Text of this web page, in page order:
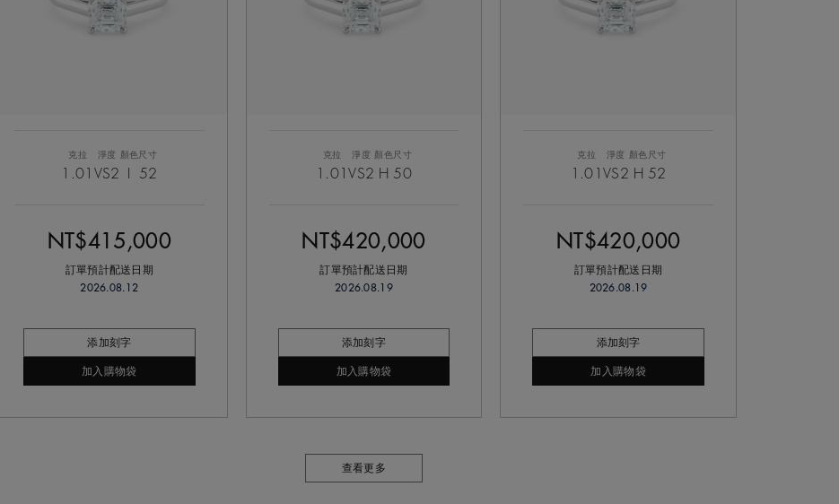
克拉
1.01
淨度
VS2
顏色尺寸
52
NT$415,000
訂單預計配送日期
2026.08.12
添加刻字
加入購物袋
克拉
1.01
淨度
VS2
顏色
H
尺寸
50
NT$420,000
訂單預計配送日期
2026.08.19
添加刻字
加入購物袋
克拉
1.01
淨度
VS2
顏色
H
尺寸
52
NT$420,000
訂單預計配送日期
2026.08.19
添加刻字
加入購物袋
查看更多